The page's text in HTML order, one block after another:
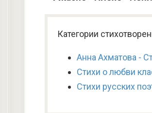
Категории
Анна Ахматова -
Стихи о любви
Стихи русских